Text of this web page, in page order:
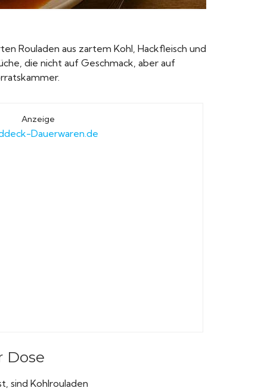
Rouladen aus zartem Kohl, Hackfleisch und
die nicht auf Geschmack, aber auf
Anzeige
Dose
sind Kohlrouladen